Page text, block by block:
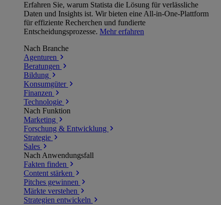
Erfahren Sie, warum Statista die Lösung für verlässliche
Daten und Insights ist. Wir bieten eine All-in-One-Plattform
für effiziente Recherchen und fundierte
Entscheidungsprozesse. Mehr erfahren
Nach Branche
Agenturen
Beratungen
Bildung
Konsumgüter
Finanzen
Technologie
Nach Funktion
Marketing
Forschung & Entwicklung
Strategie
Sales
Nach Anwendungsfall
Fakten finden
Content stärken
Pitches gewinnen
Märkte verstehen
Strategien entwickeln